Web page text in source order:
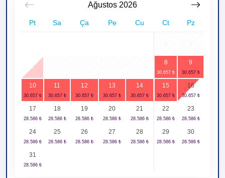
Ağustos 2026
Pt Sa Ça Pe Cu Ct Pz
3
8 9
10 11 12 13 14 15 16
17 18 19 20 21 22 23
24 25 26 27 28 29 30
31